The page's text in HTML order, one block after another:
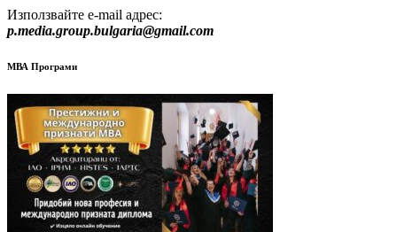
Използвайте e-mail адрес:
p.media.group.bulgaria@gmail.com
МВА Програми